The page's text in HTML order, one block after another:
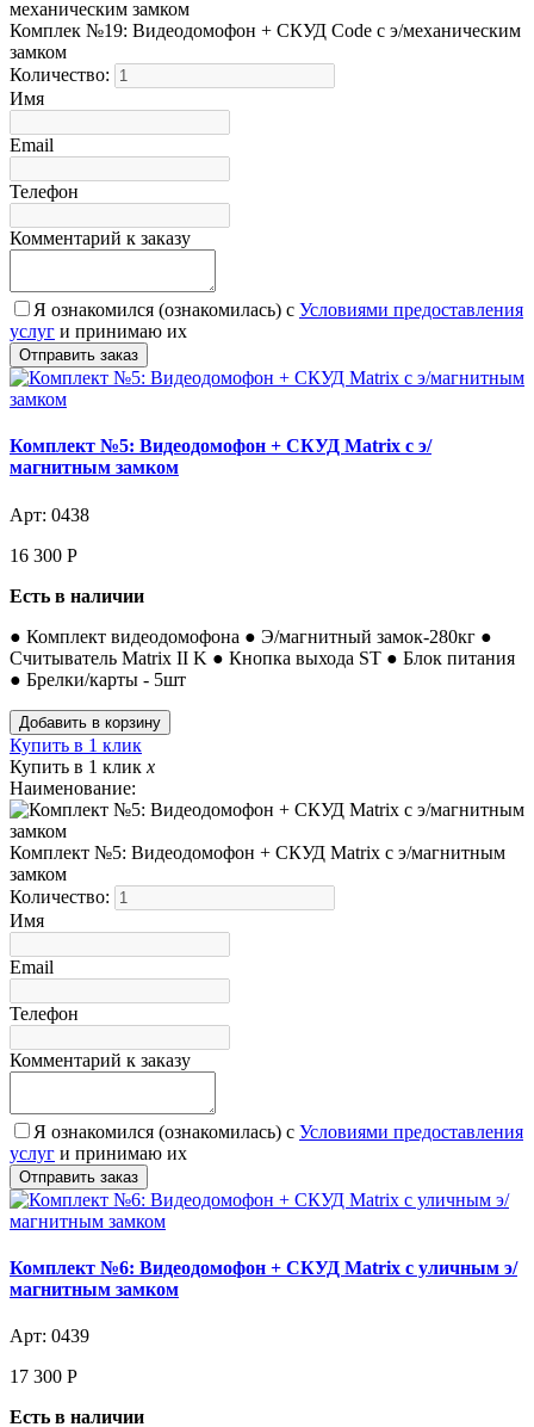
Комплек №19: Видеодомофон + СКУД Code с э/механическим
замком
Количество:
Имя
Email
Телефон
Комментарий к заказу
Я ознакомился (ознакомилась) с Условиями предоставления
услуг и принимаю их
Комплект №5: Видеодомофон + СКУД Matrix с э/
магнитным замком
Арт: 0438
16 300 Р
Есть в наличии
● Комплект видеодомофона ● Э/магнитный замок-280кг ●
Считыватель Matrix II K ● Кнопка выхода ST ● Блок питания
● Брелки/карты - 5шт
Купить в 1 клик
Купить в 1 клик x
Наименование:
Комплект №5: Видеодомофон + СКУД Matrix с э/магнитным
замком
Количество:
Имя
Email
Телефон
Комментарий к заказу
Я ознакомился (ознакомилась) с Условиями предоставления
услуг и принимаю их
Комплект №6: Видеодомофон + СКУД Matrix с уличным э/
магнитным замком
Арт: 0439
17 300 Р
Есть в наличии